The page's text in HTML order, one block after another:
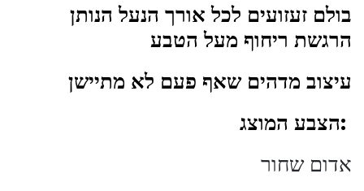
בולם זעזועים לכל אורך הנעל הנותן
הרגשת ריחוף מעל הטבע
עיצוב מדהים שאף פעם לא מתיישן
:הצבע המוצג
אדום שחור